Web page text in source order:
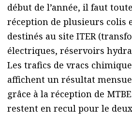
début de l’année, il faut
réception de plusieurs colis
destinés au site ITER
électriques, réservoirs
Les trafics de vracs
affichent un résultat
grâce à la réception de
restent en recul pour le